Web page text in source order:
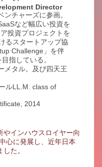
Director
チャーズに参画。
など幅広い投資を
投資プロジェクトを
るスタートアップ協
Challenge」を伴
指している。
メタル。及び四天王
ルLL.M. class of
2014
インハウスロイヤー向
心に発展し、近年日本
た。